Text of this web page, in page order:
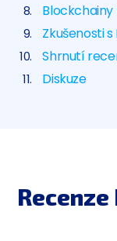
Blockchainy
Zkušenosti
Shrnutí
Diskuze